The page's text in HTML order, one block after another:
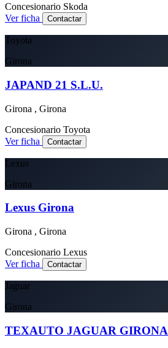
Concesionario Skoda
Ver ficha
Contactar
Toyota
Girona
JAPAND 21 S.L.U.
Girona , Girona
Concesionario Toyota
Ver ficha
Contactar
Lexus
Girona
Lexus Girona
Girona , Girona
Concesionario Lexus
Ver ficha
Contactar
Jaguar
Girona
TEXAUTO JAGUAR GIRONA